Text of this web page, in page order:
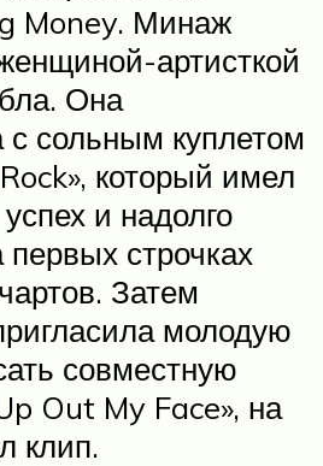
Money. Минаж
артисткой
Она
сольным куплетом
который имел
и надолго
строчках
Затем
молодую
совместную
Out My Face», на
клип.